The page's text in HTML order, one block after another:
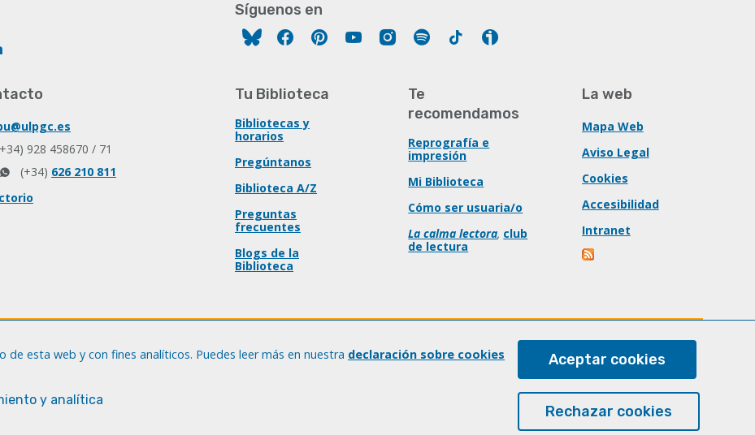
Síguenos en
FacebookPinterestYouTubeInstagram
Spotify Tiktok
928 458670 / 71
(+34) 626 210 811
Tu Biblioteca
Bibliotecas y
horarios
Pregúntanos
Biblioteca A/Z
Preguntas
frecuentes
Blogs de la
Biblioteca
Te
recomendamos
Reprografía e
impresión
Mi Biblioteca
Cómo ser usuaria/o
La calma lectora, club
de lectura
La web
Mapa Web
Aviso Legal
Cookies
Accesibilidad
Intranet
esta web y con fines analíticos. Puedes leer más en nuestra declaración sobre cookies
y analítica
Aceptar cookies
Rechazar cookies